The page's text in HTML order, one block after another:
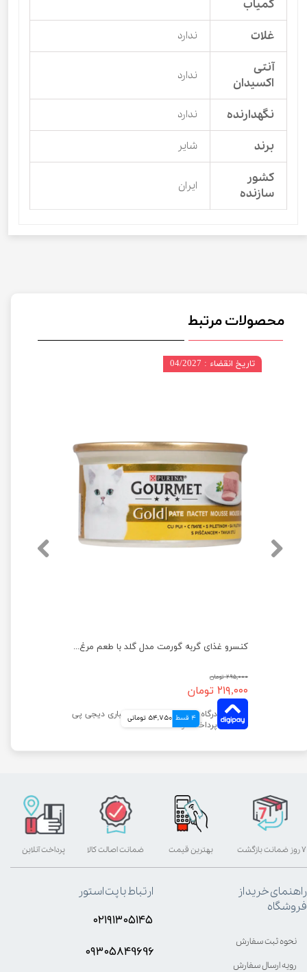
کمیاب
غلات
ندارد
آنتی
اکسیدان
ندارد
نگهدارنده ندارد
برند شایر
کشور
سازنده
ایران
محصولات مرتبط
کنسرو غذای گربه گورمت مدل گلد با طعم مرغ وزن ۸۵ گرم
۲۹۵,۰۰۰ تومان
۲۱۹,۰۰۰ تومان
4 قسط 54,750 تومانی
تاریخ انقضاء : 04/2027
بهترین قیمت پرداخت آنلاین ۷ روز ضمانت بازگشت ضمانت اصالت کالا
راهنمای خرید از
فروشگاه
نحوه ثبت سفارش
رویه ارسال سفارش
ارتباط با پت استور
۰۲۱۹۱۳۰۵۱۴۵
۰۹۳۰۵8۴9696